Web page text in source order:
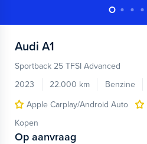
Audi A1
Sportback 25 TFSI Advanced
2023
22.000 km Benzine
Apple Carplay/Android Auto
Kopen
Op aanvraag